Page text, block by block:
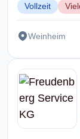
Vollzeit
Weinheim